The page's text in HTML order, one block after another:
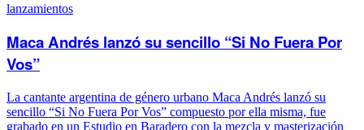
lanzamientos
Maca Andrés lanzó su sencillo “Si No Fuera Por
Vos”
La cantante argentina de género urbano Maca Andrés lanzó su
sencillo “Si No Fuera Por Vos” compuesto por ella misma, fue
grabado en un Estudio en Baradero con la mezcla y masterización